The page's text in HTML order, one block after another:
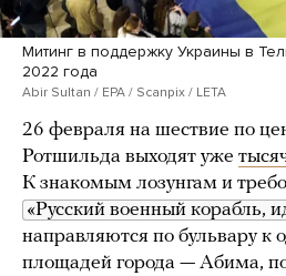
Митинг в поддержку Украины в
2022 года
Abir Sultan / EPA / Scanpix / LETA
26 февраля на шествие по
Ротшильда выходят уже
К знакомым лозунгам и
«Русский военный корабль,
направляются по бульвару к
площадей города — Абима,